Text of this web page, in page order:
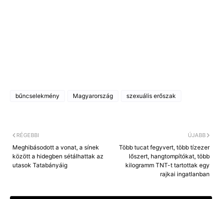
bűncselekmény Magyarország szexuális erőszak
ÚJABB
Több tucat fegyvert, több tízezer
lőszert, hangtompítókat, több
kilogramm TNT-t tartottak egy
rajkai ingatlanban
RÉGEBBI
Meghibásodott a vonat, a sínek
között a hidegben sétálhattak az
utasok Tatabányáig